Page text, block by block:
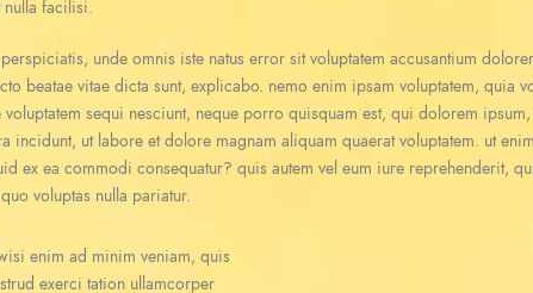
nulla facilisi.
unde omnis iste natus error sit voluptatem accusantium
beatae vitae dicta sunt, explicabo. nemo enim ipsam voluptatem,
voluptatem sequi nesciunt, neque porro quisquam est, qui dolorem
incidunt, ut labore et dolore magnam aliquam quaerat voluptatem. ut
ex ea commodi consequatur? quis autem vel eum iure reprehenderit,
voluptas nulla pariatur.
enim ad minim veniam, quis
exerci tation ullamcorper